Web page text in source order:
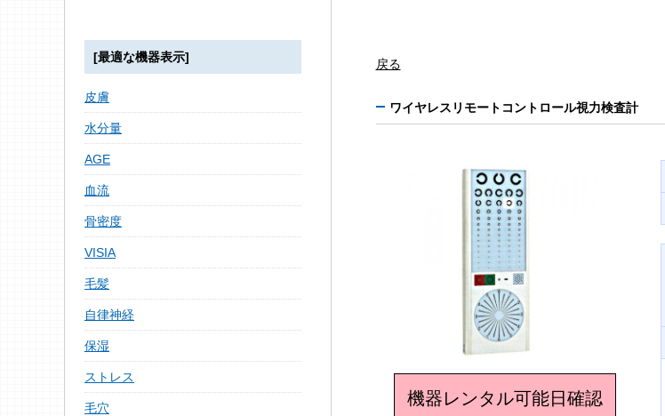
戻る
ワイヤレスリモートコントロール視力検査計
機器レンタル可能日確認
[最適な機器表示]
皮膚
水分量
AGE
血流
骨密度
VISIA
毛髪
自律神経
保湿
ストレス
毛穴